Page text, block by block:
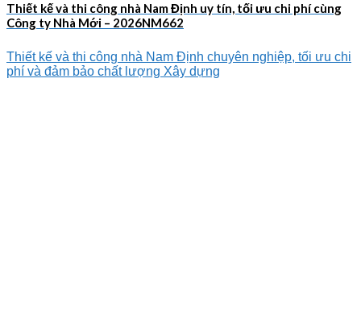
Thiết kế và thi công nhà Nam Định uy tín, tối ưu chi phí cùng
Công ty Nhà Mới – 2026NM662
Thiết kế và thi công nhà Nam Định chuyên nghiệp, tối ưu chi
phí và đảm bảo chất lượng Xây dựng